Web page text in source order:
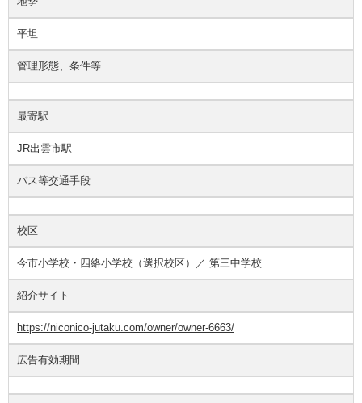
平坦
管理形態、条件等
最寄駅
JR出雲市駅
バス等交通手段
校区
今市小学校・四絡小学校（選択校区）／ 第三中学校
紹介サイト
https://niconico-jutaku.com/owner/owner-6663/
広告有効期間